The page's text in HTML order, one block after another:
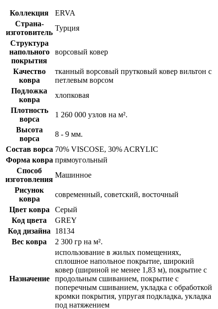
Коллекция
ERVA
Страна-
изготовитель
Турция
Структура
напольного
покрытия
ворсовый ковер
Качество
ковра
тканный ворсовый прутковый ковер вильтон с
петлевым ворсом
Подложка
ковра
хлопковая
Плотность
ворса
1 260 000 узлов на м².
Высота
ворса
8 - 9 мм.
Состав ворса 70% VISCOSE, 30% ACRYLIC
Форма ковра прямоугольный
Способ
изготовления
Машинное
Рисунок
ковра
современный, советский, восточный
Цвет ковра
Серый
Код цвета
GREY
Код дизайна
18134
Вес ковра
2 300 гр на м².
Назначение
использование в жилых помещениях,
сплошное напольное покрытие, широкий
ковер (шириной не менее 1,83 м), покрытие с
продольным сшиванием, покрытие с
поперечным сшиванием, укладка с обработкой
кромки покрытия, упругая подкладка, укладка
под натяжением